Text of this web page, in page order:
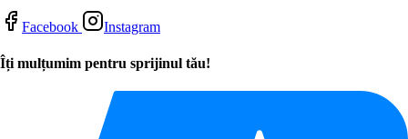
Facebook Instagram
Îți mulțumim pentru sprijinul tău!